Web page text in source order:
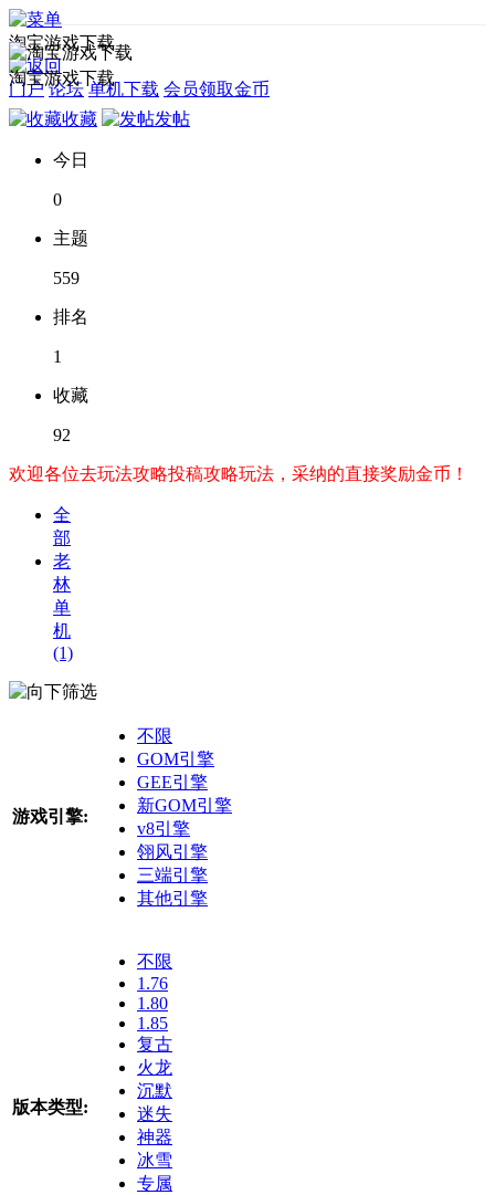
淘宝游戏下载
门户 论坛 单机下载 会员领取金币
淘宝游戏下载
收藏 发帖
今日
0
主题
559
排名
1
收藏
92
欢迎各位去玩法攻略投稿攻略玩法，采纳的直接奖励金币！
全
部
老
林
单
机
(1)
筛选
游戏引擎:
不限
GOM引擎
GEE引擎
新GOM引擎
v8引擎
翎风引擎
三端引擎
其他引擎
版本类型:
不限
1.76
1.80
1.85
复古
火龙
沉默
迷失
神器
冰雪
专属